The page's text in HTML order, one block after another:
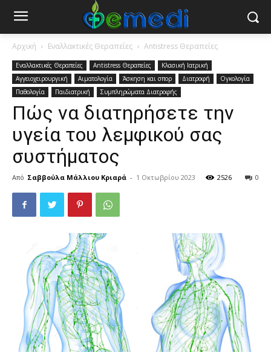
Αρχική Εναλλακτικές Θεραπείες Antistress Θεραπείες
Εναλλακτικές Θεραπείες Antistress Θεραπείες
Κλασική Ιατρική
Αγγειοχειρουργική
Αιματολογία Άσκηση και σπορ Διατροφή
Ογκολογία
Παθολογία
Παιδιατρική Συμπληρώματα Διατροφής
Πώς να διατηρήσετε την
υγεία του λεμφικού σας
συστήματος
Από Σαββούλα Μάλλιου Κριαρά - 1 Οκτωβρίου 2023 0
2526